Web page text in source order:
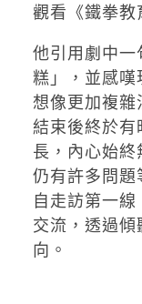
觀看《鐵拳教
他引用劇中一
糕」，並感嘆
想像更加複雜
結束後終於有
長，內心始
仍有許多問題
自走訪第一
交流，透過
向。